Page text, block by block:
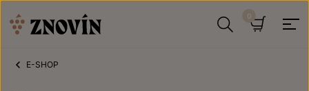
E-SHOP